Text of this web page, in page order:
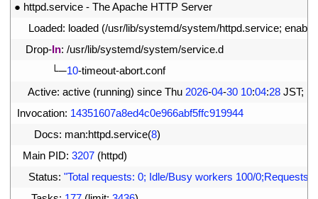
● httpd.service - The Apache HTTP Server
Loaded: loaded (/usr/lib/systemd/system/httpd.service;
Drop-In: /usr/lib/systemd/system/service.d
└─10-timeout-abort.conf
Active: active (running) since Thu 2026-04-30 10:04:28 JST;
Invocation: 14351607a8ed4c0e966abf5ffc919944
Docs: man:httpd.service(8)
Main PID: 3207 (httpd)
Status: "Total requests: 0; Idle/Busy workers 100/0;Requests/